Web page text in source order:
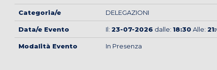
Categoria/e DELEGAZIONI
Data/e Evento Il: 23-07-2026 dalle: 18:30 Alle:
Modalità Evento In Presenza